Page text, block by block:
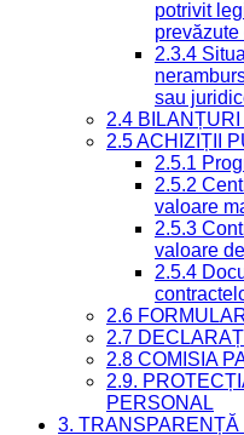
potrivit
2.3.4
sau
2.4
2.5 ACHIZIȚII
2.5.1
2.5.2
valoare
2.5.3
valoare
2.5.4
2.6
2.7
2.8 COMISIA
2.9.
PERSONAL
3.